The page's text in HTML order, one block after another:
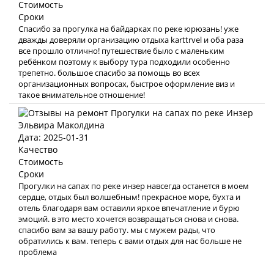
Стоимость
Сроки
Спасибо за прогулка на байдарках по реке юрюзань! уже
дважды доверяли организацию отдыха karttrvel и оба раза
все прошло отлично! путешествие было с маленьким
ребёнком поэтому к выбору тура подходили особенно
трепетно. большое спасибо за помощь во всех
организационных вопросах, быстрое оформление виз и
такое внимательное отношение!
Эльвира Маколдина
Дата: 2025-01-31
Качество
Стоимость
Сроки
Прогулки на сапах по реке инзер навсегда останется в моем
сердце, отдых был волшебным! прекрасное море, бухта и
отель благодаря вам оставили яркое впечатление и бурю
эмоций. в это место хочется возвращаться снова и снова.
спасибо вам за вашу работу. мы с мужем рады, что
обратились к вам. теперь с вами отдых для нас больше не
проблема